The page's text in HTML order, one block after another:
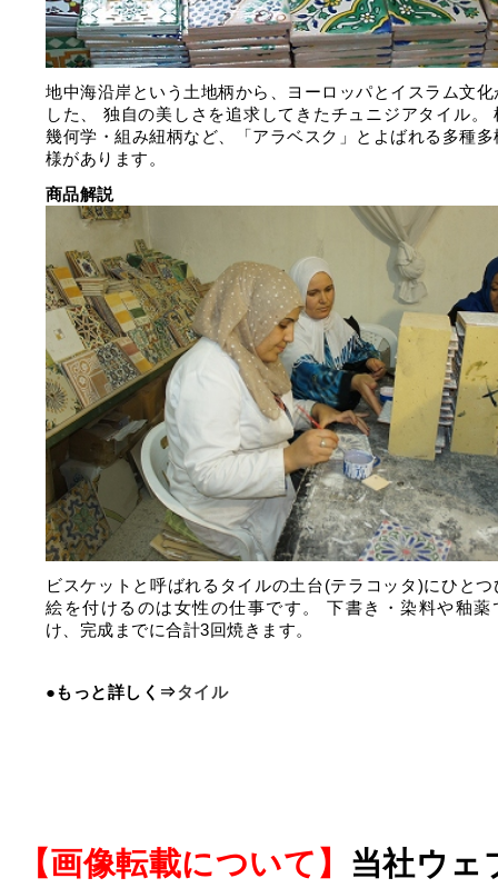
地中海沿岸という土地柄から、ヨーロッパとイスラム文
した、 独自の美しさを追求してきたチュニジアタイル。
幾何学・組み紐柄など、「アラベスク」とよばれる多種
様があります。
商品解説
ビスケットと呼ばれるタイルの土台(テラコッタ)にひとつ
絵を付けるのは女性の仕事です。 下書き・染料や釉薬
け、完成までに合計3回焼きます。
●もっと詳しく⇒タイル
【画像転載について】 当社ウェ